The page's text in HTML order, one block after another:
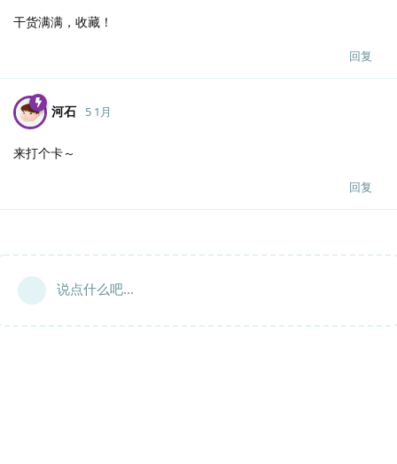
干货满满，收藏！
回复
河石 5 1月
来打个卡～
回复
说点什么吧...